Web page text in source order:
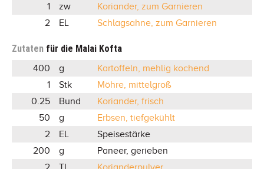
1 zw
Koriander, zum Garnieren
2
EL Schlagsahne, zum Garnieren
Zutaten für die Malai Kofta
400 g
Kartoffeln, mehlig kochend
1
Stk
Möhre, mittelgroß
0.25
Bund
Koriander, frisch
50
g
Erbsen, tiefgekühlt
2
EL
Speisestärke
200
g
Paneer, gerieben